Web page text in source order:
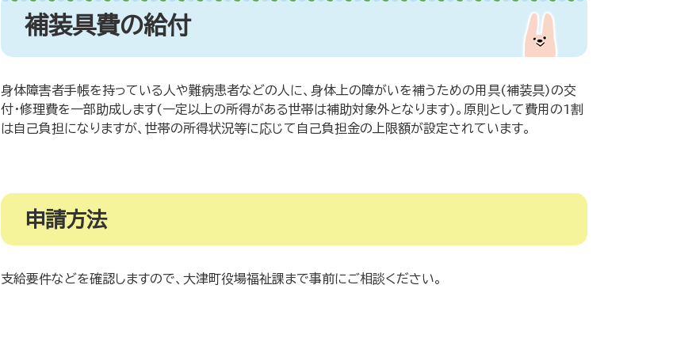
補装具費の給付
身体障害者手帳を持っている人や難病患者などの人に、身体上の障がいを補うための用具(補装具)の交
付・修理費を一部助成します(一定以上の所得がある世帯は補助対象外となります)。原則として費用の1割
は自己負担になりますが、世帯の所得状況等に応じて自己負担金の上限額が設定されています。
申請方法
支給要件などを確認しますので、大津町役場福祉課まで事前にご相談ください。